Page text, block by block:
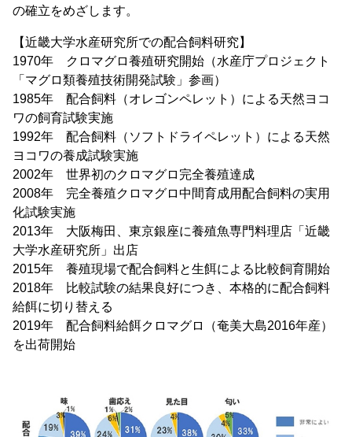
の確立をめざします。
【近畿大学水産研究所での配合飼料研究】
1970年 クロマグロ養殖研究開始（水産庁プロジェクト
「マグロ類養殖技術開発試験」参画）
1985年 配合飼料（オレゴンペレット）による天然ヨコ
ワの飼育試験実施
1992年 配合飼料（ソフトドライペレット）による天然
ヨコワの養成試験実施
2002年 世界初のクロマグロ完全養殖達成
2008年 完全養殖クロマグロ中間育成用配合飼料の実用
化試験実施
2013年 大阪梅田、東京銀座に養殖魚専門料理店「近畿
大学水産研究所」出店
2015年 養殖現場で配合飼料と生餌による比較飼育開始
2018年 比較試験の結果良好につき、本格的に配合飼料
給餌に切り替える
2019年 配合飼料給餌クロマグロ（奄美大島2016年産）
を出荷開始